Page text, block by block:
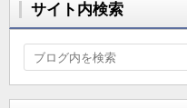
サイト内検索